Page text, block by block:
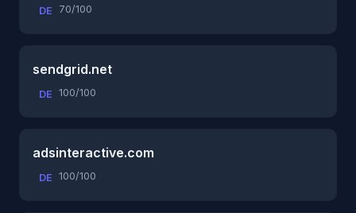
DE 70/100
sendgrid.net
DE 100/100
adsinteractive.com
DE 100/100